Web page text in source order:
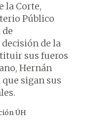
la Corte,
Público
de la
sus fueros
Hernán
sigan sus
ÚH